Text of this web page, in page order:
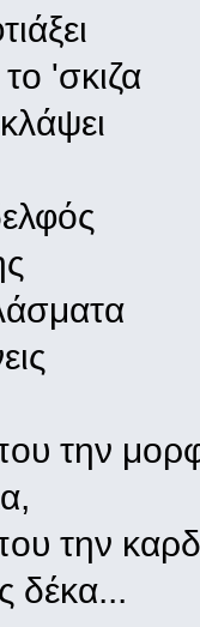
'σκιζα
την
την
δέκα...